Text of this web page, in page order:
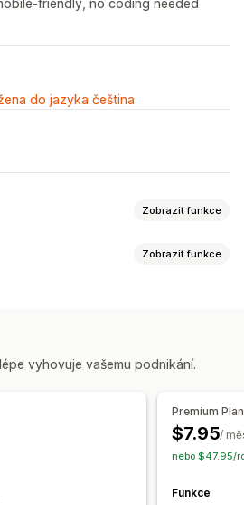
friendly, no coding needed
do jazyka čeština
Zobrazit funkce
Zobrazit funkce
vyhovuje vašemu podnikání.
Premium Plan
$7.95/
nebo $47.95/
Funkce